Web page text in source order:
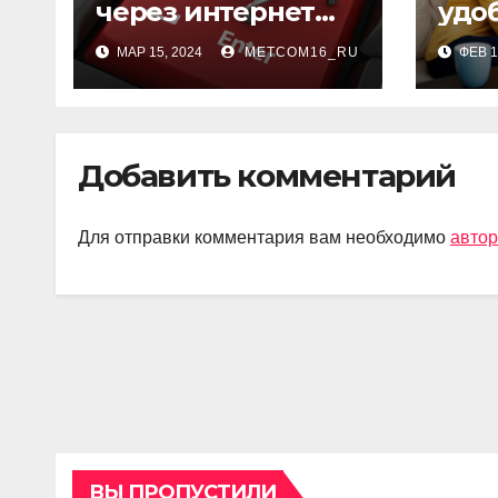
через интернет
магазины:
преимущества,
недостатки и
покупки
МАР 15, 2024 METCOM16_RU ФЕВ
Добавить комментарий
Для отправки комментария вам необходимо
ВЫ ПРОПУСТИЛИ